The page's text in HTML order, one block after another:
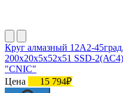
Круг алмазный 12А2-
200х20х5х52х51 SSD-
"CNIC"
Цена
15 794₽